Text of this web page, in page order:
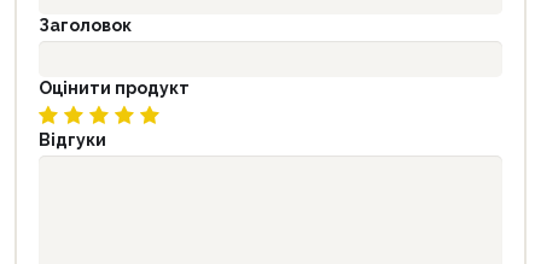
Заголовок
Оцінити продукт
Відгуки